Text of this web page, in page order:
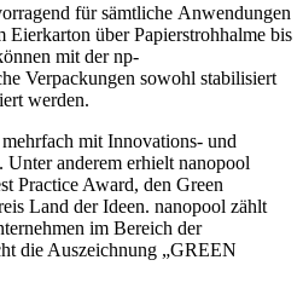
für sämtliche Anwendungen
Eierkarton über Papierstrohhalme bis
mit der np-
Verpackungen sowohl stabilisiert
werden.
mit Innovations- und
Unter anderem erhielt nanopool
Practice Award, den Green
Land der Ideen. nanopool zählt
im Bereich der
die Auszeichnung „GREEN